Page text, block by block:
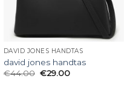
DAVID JONES HANDTAS
david jones handtas
€44.00 €29.00